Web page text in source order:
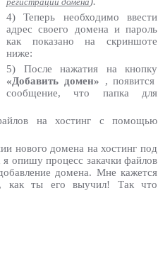
4) Теперь необходимо ввести
адрес своего домена и пароль
как показано на скриншоте
ниже:
5) После нажатия на кнопку
«Добавить домен» , появится
сообщение, что папка для
на хостинг с помощью
нового домена на хостинг под
опишу процесс закачки файлов
домена. Мне кажется
как ты его выучил! Так что